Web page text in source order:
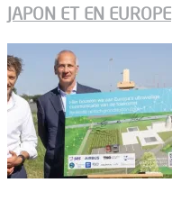
JAPON ET EN EUROPE